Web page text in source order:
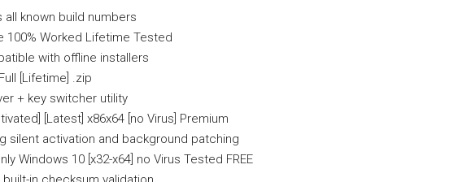
known build numbers
100% Worked Lifetime Tested
with offline installers
[Lifetime] .zip
+ key switcher utility
[Latest] x86x64 [no Virus] Premium
silent activation and background patching
Windows 10 [x32-x64] no Virus Tested FREE